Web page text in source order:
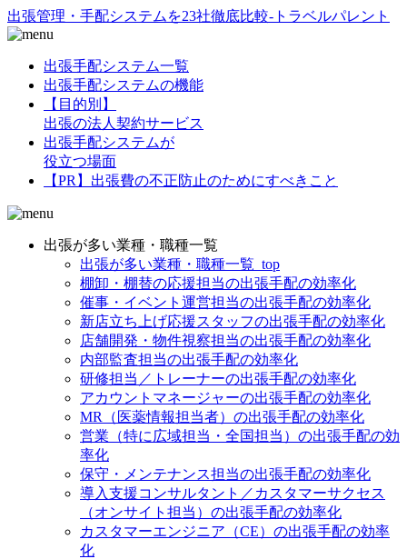
出張管理・手配システムを23社徹底比較-トラベルパレント
出張手配システム一覧
出張手配システムの機能
【目的別】
出張の法人契約サービス
出張手配システムが
役立つ場面
【PR】出張費の不正防止のためにすべきこと
出張が多い業種・職種一覧
出張が多い業種・職種一覧_top
棚卸・棚替の応援担当の出張手配の効率化
催事・イベント運営担当の出張手配の効率化
新店立ち上げ応援スタッフの出張手配の効率化
店舗開発・物件視察担当の出張手配の効率化
内部監査担当の出張手配の効率化
研修担当／トレーナーの出張手配の効率化
アカウントマネージャーの出張手配の効率化
MR（医薬情報担当者）の出張手配の効率化
営業（特に広域担当・全国担当）の出張手配の効
率化
保守・メンテナンス担当の出張手配の効率化
導入支援コンサルタント／カスタマーサクセス
（オンサイト担当）の出張手配の効率化
カスタマーエンジニア（CE）の出張手配の効率
化